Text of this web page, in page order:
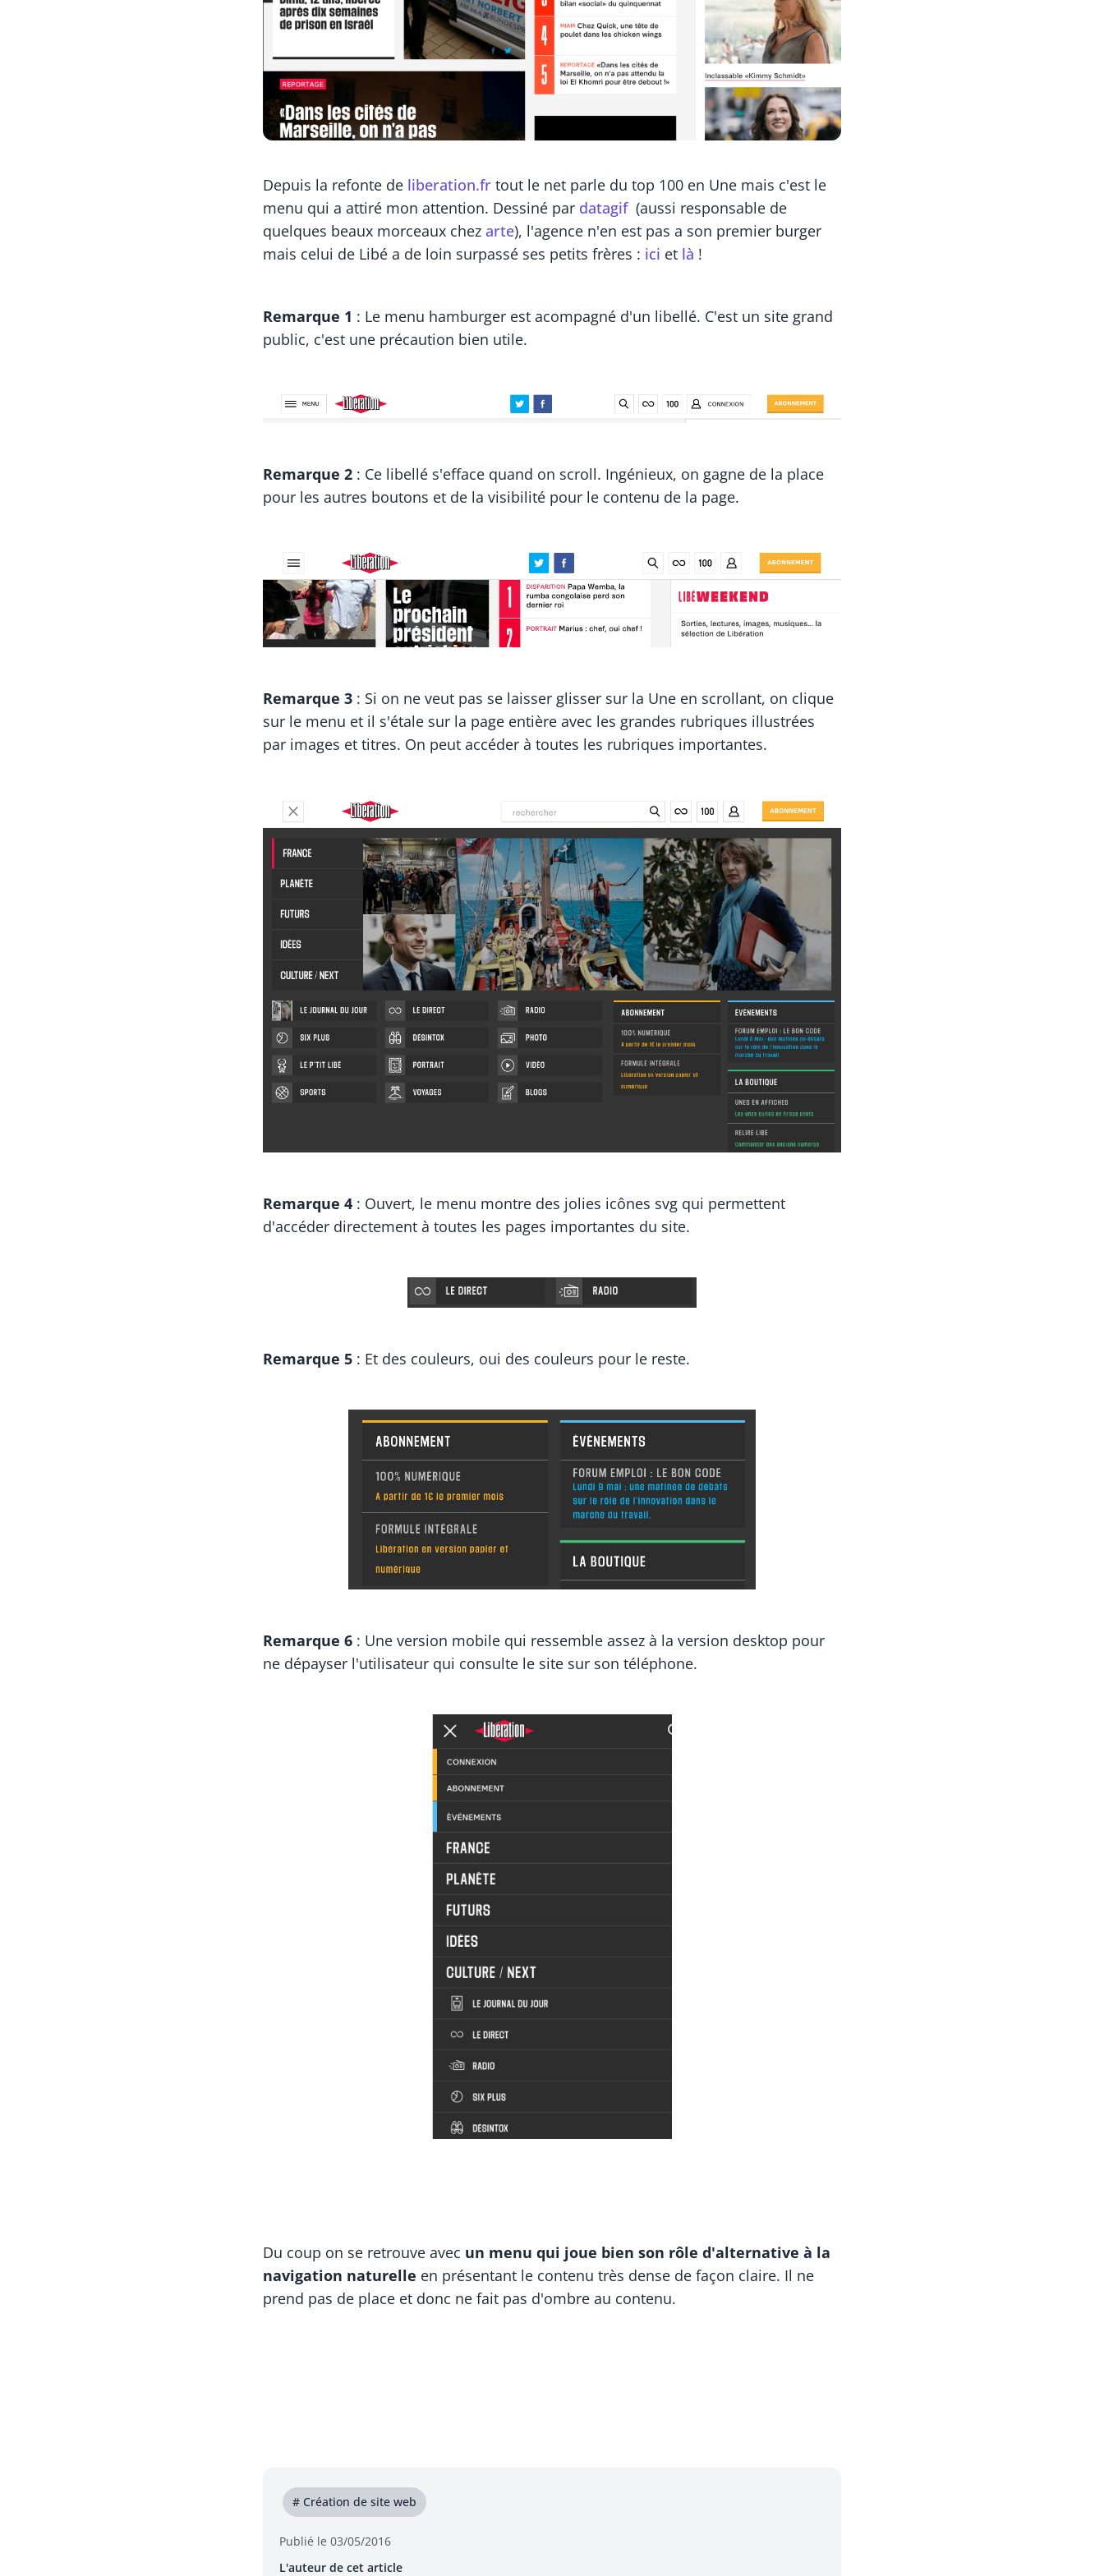
Depuis la refonte de liberation.fr tout le net parle du top 100 en Une mais c'est le
menu qui a attiré mon attention. Dessiné par datagif(aussi responsable de
quelques beaux morceaux chez arte), l'agence n'en est pas a son premier burger
mais celui de Libé a de loin surpassé ses petits frères : ici et là !
Remarque 1 : Le menu hamburger est acompagné d'un libellé. C'est un site grand
public, c'est une précaution bien utile.
Remarque 2 : Ce libellé s'efface quand on scroll. Ingénieux, on gagne de la place
pour les autres boutons et de la visibilité pour le contenu de la page.
Remarque 3 : Si on ne veut pas se laisser glisser sur la Une en scrollant, on clique
sur le menu et il s'étale sur la page entière avec les grandes rubriques illustrées
par images et titres. On peut accéder à toutes les rubriques importantes.
Remarque 4 : Ouvert, le menu montre des jolies icônes svg qui permettent
d'accéder directement à toutes les pages importantes du site.
Remarque 5 : Et des couleurs, oui des couleurs pour le reste.
Remarque 6 : Une version mobile qui ressemble assez à la version desktop pour
ne dépayser l'utilisateur qui consulte le site sur son téléphone.
Du coup on se retrouve avec un menu qui joue bien son rôle d'alternative à la
navigation naturelle en présentant le contenu très dense de façon claire. Il ne
prend pas de place et donc ne fait pas d'ombre au contenu.
# Création de site web
Publié le 03/05/2016
L'auteur de cet article